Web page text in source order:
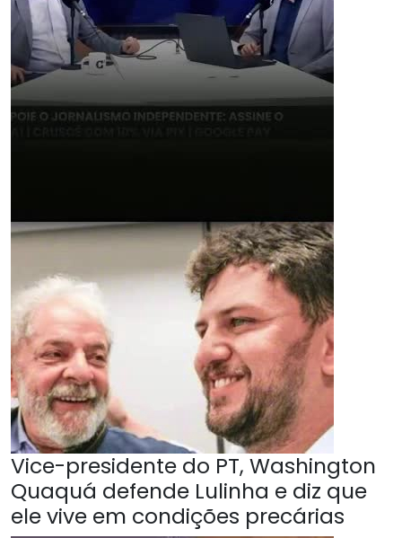
Vice-presidente do PT, Washington
Quaquá defende Lulinha e diz que
ele vive em condições precárias